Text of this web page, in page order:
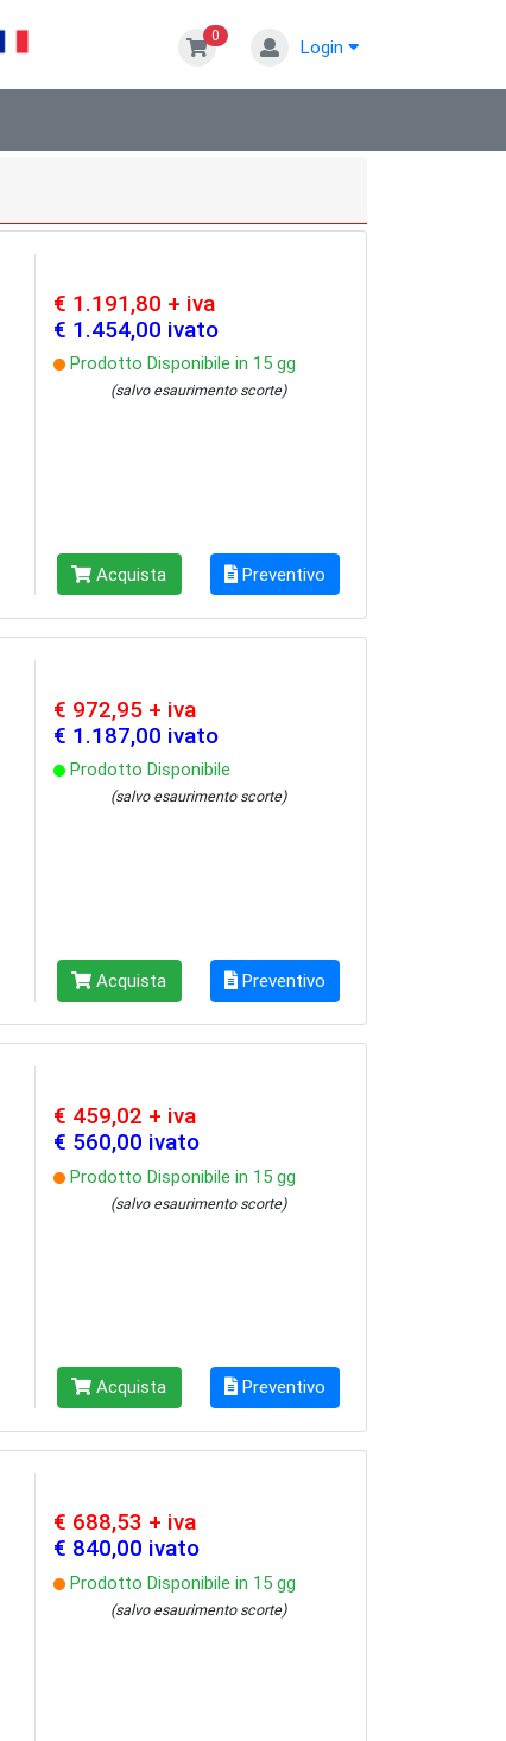
0
Login
€ 1.191,80 + iva
€ 1.454,00 ivato
Prodotto Disponibile in 15 gg
(salvo esaurimento scorte)
Acquista Preventivo
€ 972,95 + iva
€ 1.187,00 ivato
Prodotto Disponibile
(salvo esaurimento scorte)
Acquista Preventivo
€ 459,02 + iva
€ 560,00 ivato
Prodotto Disponibile in 15 gg
(salvo esaurimento scorte)
Acquista Preventivo
€ 688,53 + iva
€ 840,00 ivato
Prodotto Disponibile in 15 gg
(salvo esaurimento scorte)